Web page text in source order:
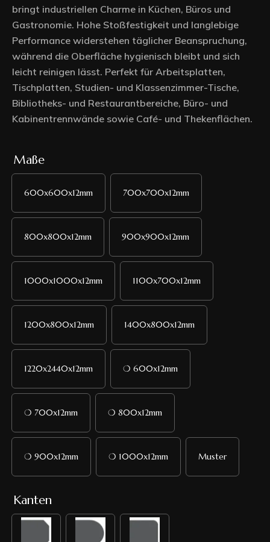
bringt industriellen Charme in Küchen, Büros und
Gastronomie. Hohe Stoßfestigkeit und langlebige
Performance widerstehen täglicher Beanspruchung,
während die Oberfläche hygienisch bleibt und sich
leicht reinigen lässt. Perfekt für Arbeitsplatten,
Tischplatten, Studien- und Klassenzimmer-Tische,
Bibliotheks- und Restaurantbereiche, Büro- und
Kabinentrennwände sowie Café- und Thekenflächen.
Maße
600x600x12mm 700x700x12mm
800x800x12mm 900x900x12mm
1000x1000x12mm 1100x700x12mm
1200x800x12mm 1400x800x12mm
1220x2440x12mm ❍ 600x12mm
❍ 700x12mm ❍ 800x12mm
❍ 900x12mm ❍ 1000x12mm Muster
Kanten